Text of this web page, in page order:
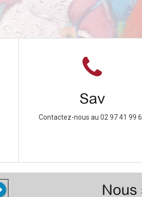
Sav
Contactez-nous au 02 97 41 99
Nous